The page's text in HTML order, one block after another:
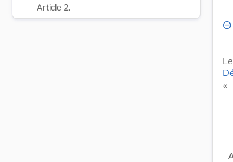
Article 2.
​ «